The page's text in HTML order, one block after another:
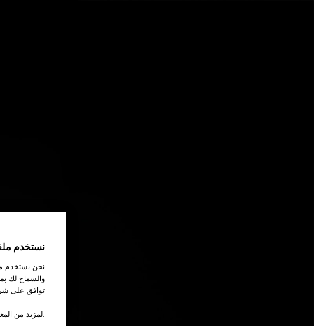
نستخدم
نحن نستخدم
والسماح لك
توافق على
.لمزيد من